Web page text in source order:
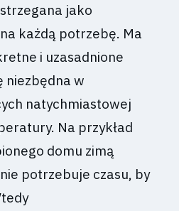
jako
każdą potrzebę. Ma
i uzasadnione
niezbędna w
natychmiastowej
Na przykład
domu zimą
potrzebuje czasu, by